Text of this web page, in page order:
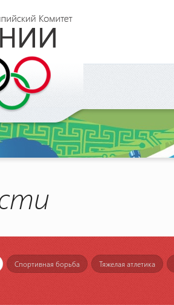
Спортивная борьба Тяжелая атлетика